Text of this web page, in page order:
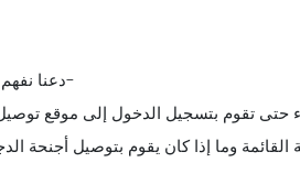
دعنا نفهم كيف تعمل واجهة برمجة التطبيقات-
تقوم بتسجيل الدخول إلى موقع
وما إذا كان يقوم بتوصيل أجنحة